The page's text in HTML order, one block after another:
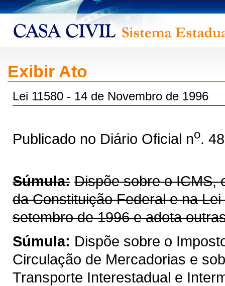
Exibir Ato
Lei 11580 - 14 de Novembro de 1996
Publicado no Diário Oficial no.
Súmula: Dispõe sobre o ICMS,
da Constituição Federal e na
setembro de 1996 e adota
Súmula: Dispõe sobre o
Circulação de Mercadorias e
Transporte Interestadual e